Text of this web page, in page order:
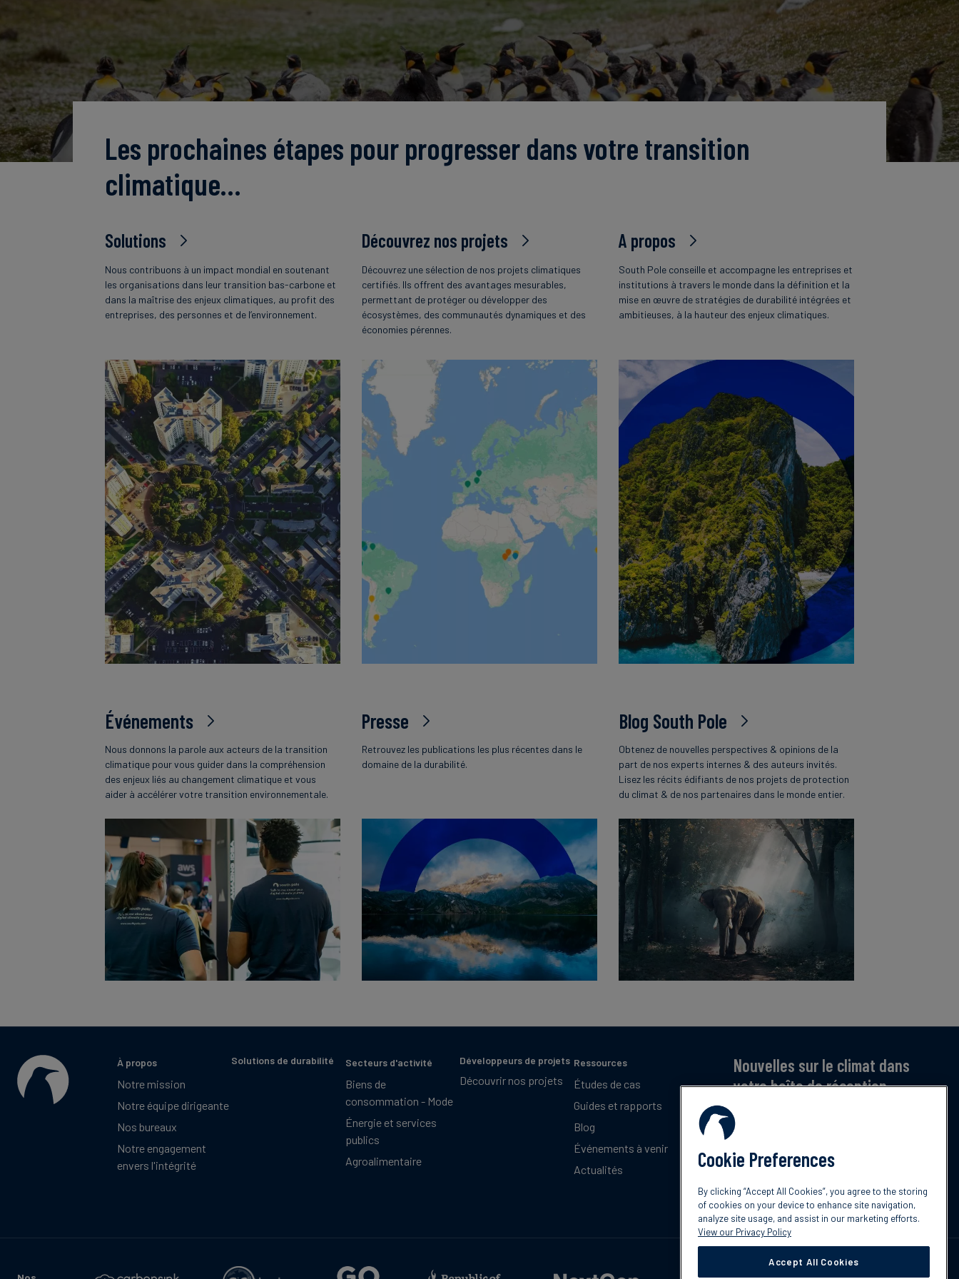
Les prochaines étapes pour progresser dans votre transition
climatique…
Solutions
Nous contribuons à un impact mondial en soutenant
les organisations dans leur transition bas-carbone et
dans la maîtrise des enjeux climatiques, au profit des
entreprises, des personnes et de l’environnement.
Découvrez nos projets
Découvrez une sélection de nos projets climatiques
certifiés. Ils offrent des avantages mesurables,
permettant de protéger ou développer des
écosystèmes, des communautés dynamiques et des
économies pérennes.
A propos
South Pole conseille et accompagne les entreprises et
institutions à travers le monde dans la définition et la
mise en œuvre de stratégies de durabilité intégrées et
ambitieuses, à la hauteur des enjeux climatiques.
Événements
Nous donnons la parole aux acteurs de la transition
climatique pour vous guider dans la compréhension
des enjeux liés au changement climatique et vous
aider à accélérer votre transition environnementale.
Presse
Retrouvez les publications les plus récentes dans le
domaine de la durabilité.
Blog South Pole
Obtenez de nouvelles perspectives & opinions de la
part de nos experts internes & des auteurs invités.
Lisez les récits édifiants de nos projets de protection
du climat & de nos partenaires dans le monde entier.
À propos
Notre mission
Notre équipe dirigeante
Nos bureaux
Notre engagement
envers l'intégrité
Solutions de durabilité Secteurs d'activité
Biens de
consommation - Mode
Énergie et services
publics
Agroalimentaire
Développeurs de projets
Découvrir nos projets
Ressources
Études de cas
Guides et rapports
Blog
Événements à venir
Actualités
Nouvelles sur le climat dans
votre boîte de réception
Inscrivez-vous pour recevoir notre bulletin
mensuel gratuit sur les dernières tendances,
Abonnez-vous
Cookie Preferences
By clicking “Accept All Cookies”, you agree to the storing
of cookies on your device to enhance site navigation,
analyze site usage, and assist in our marketing efforts.
View our Privacy Policy
Accept All Cookies